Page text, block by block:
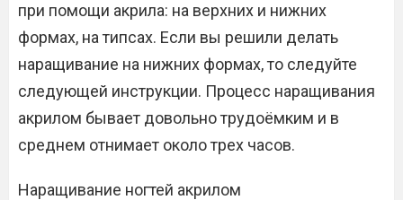
при помощи акрила: на верхних и нижних
формах, на типсах. Если вы решили делать
наращивание на нижних формах, то следуйте
следующей инструкции. Процесс наращивания
акрилом бывает довольно трудоёмким и в
среднем отнимает около трех часов.
Наращивание ногтей акрилом